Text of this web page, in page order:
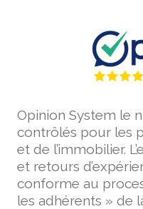
Opinion System le
contrôlés pour les
et de l’immobilier.
et retours
conforme au
les adhérents » de